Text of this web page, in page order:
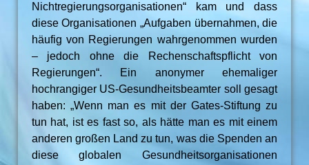
Nichtregierungsorganisationen“ kam und dass
diese Organisationen „Aufgaben übernahmen, die
häufig von Regierungen wahrgenommen wurden
– jedoch ohne die Rechenschaftspflicht von
Regierungen“. Ein anonymer ehemaliger
hochrangiger US-Gesundheitsbeamter soll gesagt
haben: „Wenn man es mit der Gates-Stiftung zu
tun hat, ist es fast so, als hätte man es mit einem
anderen großen Land zu tun, was die Spenden an
diese globalen Gesundheitsorganisationen